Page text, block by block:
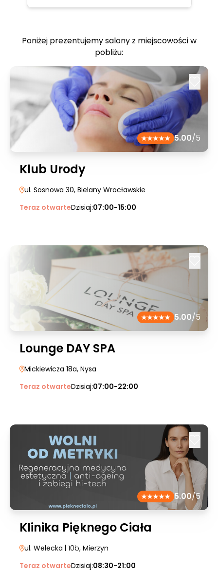
Poniżej prezentujemy salony z miejscowości w
pobliżu:
5.00/5
Klub Urody
ul. Sosnowa 30, Bielany Wrocławskie
Teraz otwarteDzisiaj:07:00-15:00
5.00/5
Lounge DAY SPA
Mickiewicza 18a, Nysa
Teraz otwarteDzisiaj:07:00-22:00
5.00/5
Klinika Pięknego Ciała
ul. Welecka | 10b, Mierzyn
Teraz otwarteDzisiaj:08:30-21:00